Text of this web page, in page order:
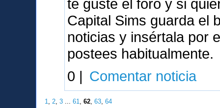
te guste el foro y si
Capital Sims guarda el
noticias y insértala por
postees habitualmente.
0 | Comentar noticia
1 2 ,3 ...61 ,62 ,63 ,64